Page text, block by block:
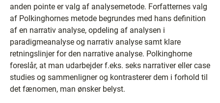
anden pointe er valg af analysemetode. Forfatternes valg
af Polkinghornes metode begrundes med hans definition
af en narrativ analyse, opdeling af analysen i
paradigmeanalyse og narrativ analyse samt klare
retningslinjer for den narrative analyse. Polkinghorne
foreslår, at man udarbejder f.eks. seks narrativer eller case
studies og sammenligner og kontrasterer dem i forhold til
det fænomen, man ønsker belyst.